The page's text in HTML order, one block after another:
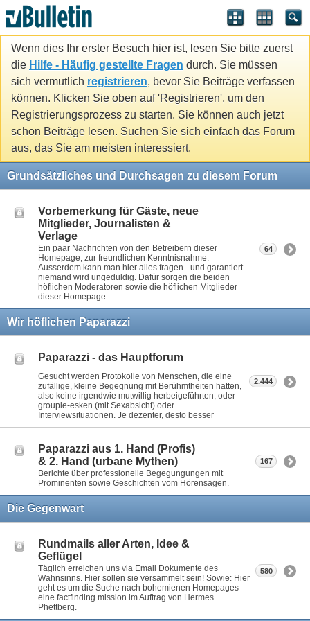
Wenn dies Ihr erster Besuch hier ist, lesen Sie bitte zuerst
die Hilfe - Häufig gestellte Fragen durch. Sie müssen
sich vermutlich registrieren, bevor Sie Beiträge verfassen
können. Klicken Sie oben auf 'Registrieren', um den
Registrierungsprozess zu starten. Sie können auch jetzt
schon Beiträge lesen. Suchen Sie sich einfach das Forum
aus, das Sie am meisten interessiert.
Grundsätzliches und Durchsagen zu diesem Forum
Vorbemerkung für Gäste, neue
Mitglieder, Journalisten &
Verlage
Ein paar Nachrichten von den Betreibern dieser
Homepage, zur freundlichen Kenntnisnahme.
Ausserdem kann man hier alles fragen - und garantiert
niemand wird ungeduldig. Dafür sorgen die beiden
höflichen Moderatoren sowie die höflichen Mitglieder
dieser Homepage.
64
Wir höflichen Paparazzi
Paparazzi - das Hauptforum
Gesucht werden Protokolle von Menschen, die eine
zufällige, kleine Begegnung mit Berühmtheiten hatten,
also keine irgendwie mutwillig herbeigeführten, oder
groupie-esken (mit Sexabsicht) oder
Interviewsituationen. Je dezenter, desto besser
2.444
Paparazzi aus 1. Hand (Profis)
& 2. Hand (urbane Mythen)
Berichte über professionelle Begegungungen mit
Prominenten sowie Geschichten vom Hörensagen.
167
Die Gegenwart
Rundmails aller Arten, Idee &
Geflügel
Täglich erreichen uns via Email Dokumente des
Wahnsinns. Hier sollen sie versammelt sein! Sowie: Hier
geht es um die Suche nach bohemienen Homepages -
eine factfinding mission im Auftrag von Hermes
Phettberg.
580